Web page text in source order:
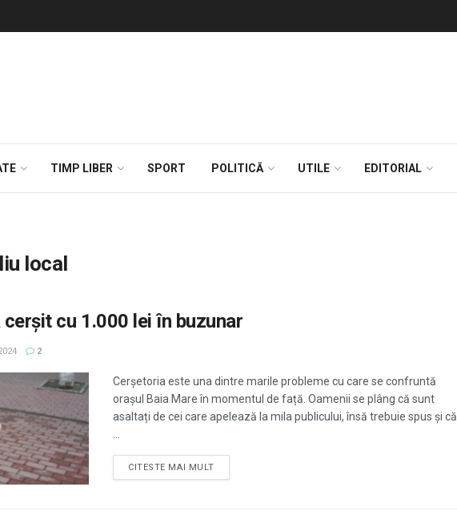
TIMP LIBER SPORT POLITICĂ UTILE EDITORIAL
local
cerșit cu 1.000 lei în buzunar
2
Cerșetoria este una dintre marile probleme cu care se confruntă
orașul Baia Mare în momentul de față. Oamenii se plâng că sunt
asaltați de cei care apelează la mila publicului, însă trebuie spus și că
CITESTE MAI MULT